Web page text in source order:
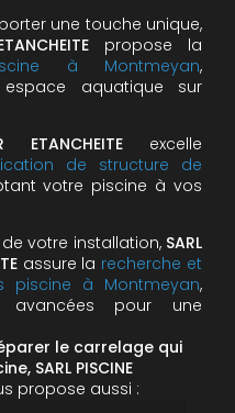
une touche unique,
propose la
à Montmeyan,
aquatique sur
ETANCHEITEexcelle
de structure de
votre piscine à vos
votre installation, SARL
assure la recherche et
à Montmeyan,
avancées pour une
le carrelage qui
SARL PISCINE
propose aussi :